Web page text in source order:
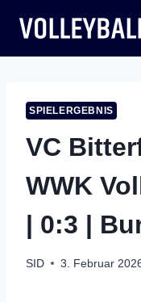
Inhalt
springen
SPIELERGEBNIS
VC
WWK
| 0:3 |
SID 3. Februar